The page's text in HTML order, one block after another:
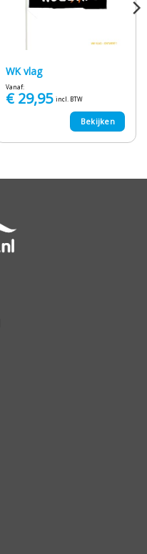
WK vlag
Vanaf:
€29,95 incl. BTW
Bekijken